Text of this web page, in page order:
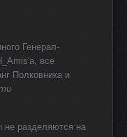
Генерал-
все
Полковника и
не разделяются на